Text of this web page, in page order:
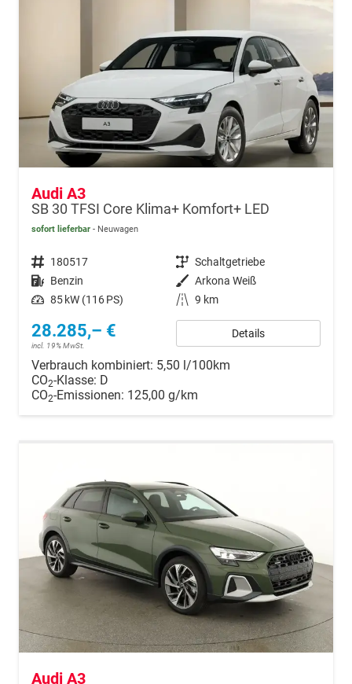
Audi A3
SB 30 TFSI Core Klima+ Komfort+ LED
sofort lieferbar Neuwagen
Fahrzeugnr. 180517 Getriebe Schaltgetriebe
Kraftstoff Benzin Außenfarbe Arkona Weiß
Leistung 85 kW (116 PS) Kilometerstand 9 km
28.285,– €
incl. 19% MwSt.
Details
Verbrauch kombiniert: 5,50 l/100km
CO2-Klasse: D
CO2-Emissionen: 125,00 g/km
Audi A3